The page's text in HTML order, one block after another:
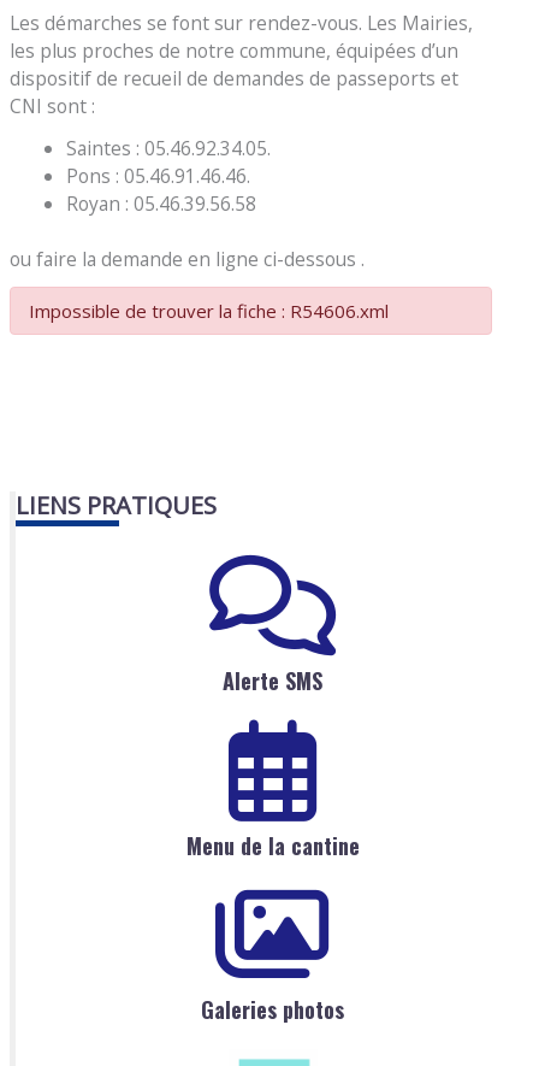
Les démarches se font sur rendez-vous. Les Mairies,
les plus proches de notre commune, équipées d’un
dispositif de recueil de demandes de passeports et
CNI sont :
Saintes : 05.46.92.34.05.
Pons : 05.46.91.46.46.
Royan : 05.46.39.56.58
ou faire la demande en ligne ci-dessous .
Impossible de trouver la fiche : R54606.xml
LIENS PRATIQUES
Alerte SMS
Menu de la cantine
Galeries photos